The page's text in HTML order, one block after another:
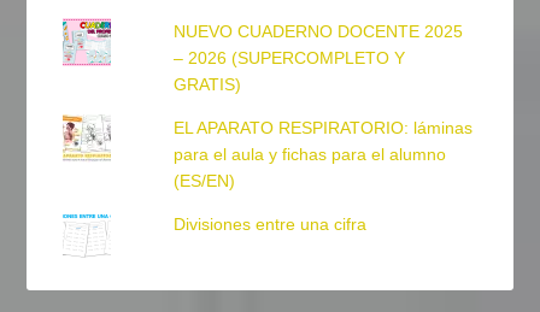
NUEVO CUADERNO DOCENTE 2025
– 2026 (SUPERCOMPLETO Y
GRATIS)
EL APARATO RESPIRATORIO: láminas
para el aula y fichas para el alumno
(ES/EN)
Divisiones entre una cifra